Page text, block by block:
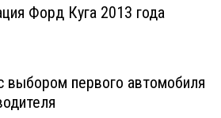
Форд Куга 2013 года
выбором первого автомобиля